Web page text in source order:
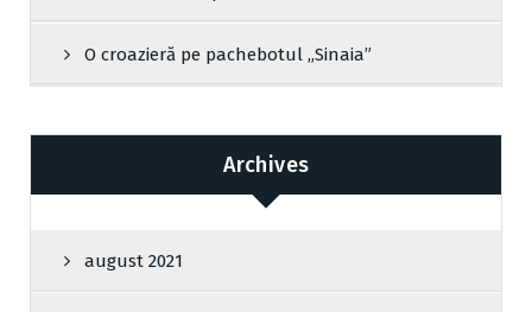
O croazieră pe pachebotul „Sinaia”
Archives
august 2021